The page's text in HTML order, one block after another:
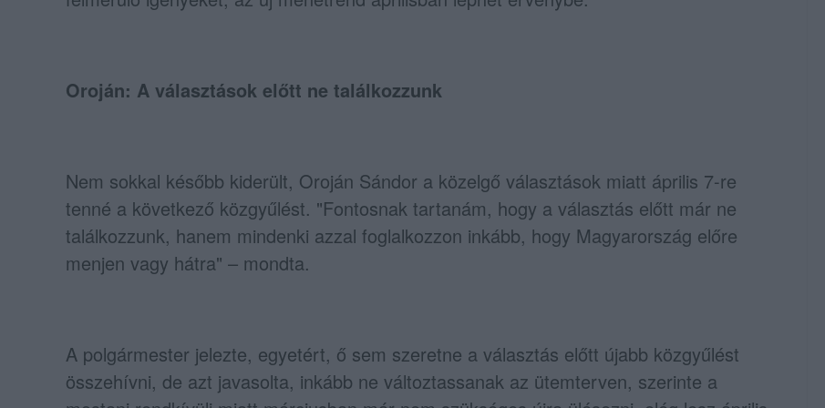
Oroján: A választások előtt ne találkozzunk
Nem sokkal később kiderült, Oroján Sándor a közelgő választások miatt április 7-re
tenné a következő közgyűlést. "Fontosnak tartanám, hogy a választás előtt már ne
találkozzunk, hanem mindenki azzal foglalkozzon inkább, hogy Magyarország előre
menjen vagy hátra" – mondta.
A polgármester jelezte, egyetért, ő sem szeretne a választás előtt újabb közgyűlést
összehívni, de azt javasolta, inkább ne változtassanak az ütemterven, szerinte a